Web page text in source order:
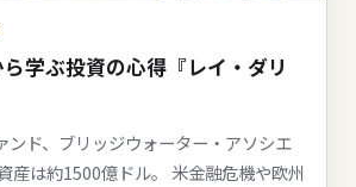
学ぶ投資の心得『レイ・ダリ
ンド、ブリッジウォーター・アソシエ
産は約1500億ドル。 米金融危機や欧州